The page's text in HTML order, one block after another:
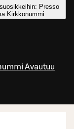
suosikkeihin: Presso
Kirkkonummi
Avautuu